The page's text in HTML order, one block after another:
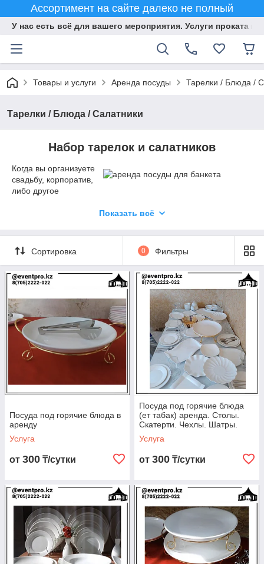
Ассортимент на сайте далеко не полный
У нас есть всё для вашего мероприятия. Услуги проката и
Товары и услуги Аренда посуды Тарелки / Блюда /
Тарелки / Блюда / Салатники
Набор тарелок и салатников
Когда вы организуете
свадьбу, корпоратив,
либо другое
непременно понадобится набор тарелок и салатников,
мероприятия позволит избежать вам ненужных трат.
В том случае, если необходима аренда посуды для банкета,
посуды и столов у нас обойдется недорого. Мы можем
подобрать необходимые предметы для сервировки стола,
чтобы они максимально гармонировали между собой на
столе. Любая тарелка, салатник универсальна, посуда
подойдет к любому интерьеру, скатерти.
Мы предлагаем
качественную и
привлекательную
которая лишена брака и недостатков. Все изделия
находятся в безупречном состоянии. Что мы предлагаем
Привлекательные цены;
Индивидуальный подход;
Универсальный набор тарелок и салатников в
ассортименте;
Внимательное отношение.
Мы подберем лучшие решения для каждого конкретного
случая и обеспечим быструю доставку заказа по указанному
адресу, а затем сами заберем посуду. Сотрудничать с нами
удобно и выгодно, мы индивидуально оговариваем условия,
в том числе способы оплаты.
Показать всё
Сортировка 0 Фильтры
Посуда под горячие блюда в
аренду
Услуга
от 300 ₸/сутки
Посуда под горячие блюда
(ет табак) аренда. Столы.
Скатерти. Чехлы. Шатры.
Казаны. Термопоты
Услуга
от 300 ₸/сутки